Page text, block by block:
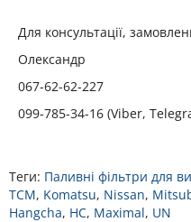
Для консультації,
Олександр
067-62-62-227
099-785-34-16 (Viber,
Теги: Паливні фільтри для
TCM, Komatsu, Nissan,
Hangcha, HC, Maximal, UN